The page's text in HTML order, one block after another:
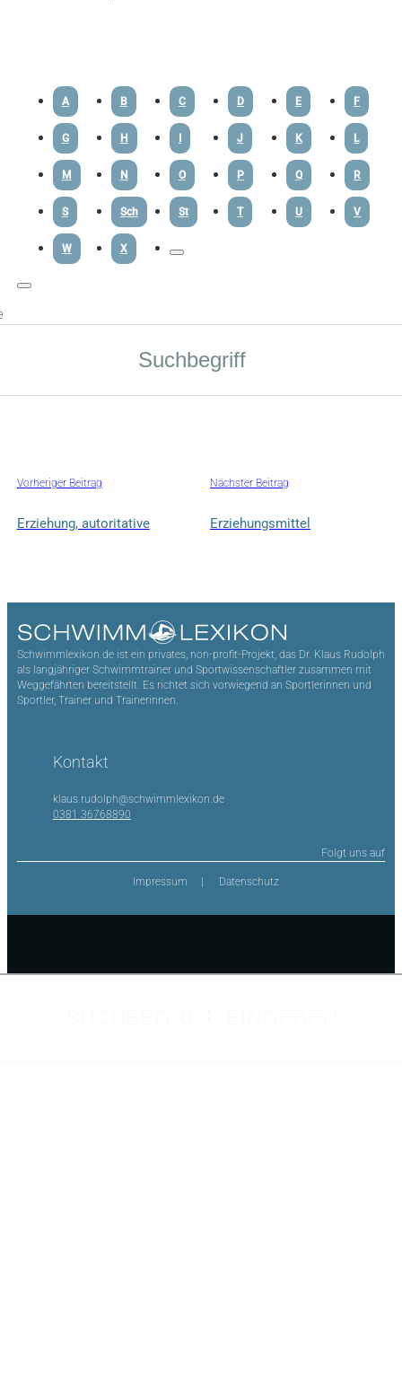
A B C D E F
G H J K L
M N O P Q R
S Sch St T U V
W X
Vorheriger Beitrag
Erziehung, autoritative
Nächster Beitrag
Erziehungsmittel
Schwimmlexikon.de ist ein privates, non-profit-Projekt, das Dr. Klaus Rudolph
als langjähriger Schwimmtrainer und Sportwissenschaftler zusammen mit
Weggefährten bereitstellt. Es richtet sich vorwiegend an Sportlerinnen und
Sportler, Trainer und Trainerinnen.
Kontakt
klaus.rudolph@schwimmlexikon.de
0381 36768890
Folgt uns auf
Impressum Datenschutz